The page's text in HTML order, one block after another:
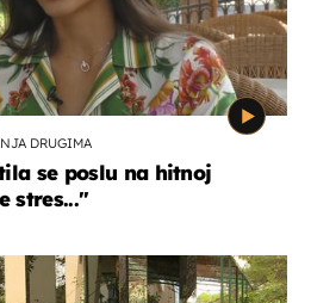
DRUGIMA
se poslu na hitnoj
stres..."